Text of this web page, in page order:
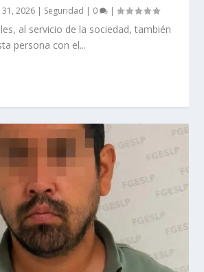
31, 2026 | Seguridad | 0 |
al servicio de la sociedad, también
persona con el...